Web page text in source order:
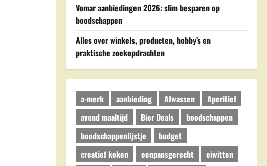
Vomar aanbiedingen 2026: slim besparen op
boodschappen
Alles over winkels, producten, hobby’s en
praktische zoekopdrachten
a-merk aanbieding Afwassen
Aperitief
avond maaltijd
Bier Deals
boodschappen
boodschappenlijstje
budget
creatief koken
eenpansgerecht
eiwitten